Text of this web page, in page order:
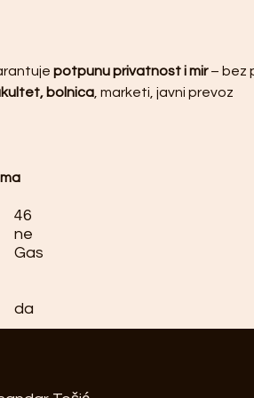
potpunu privatnost i mir – bez
bolnica , marketi, javni prevoz
46
ne
Gas
da